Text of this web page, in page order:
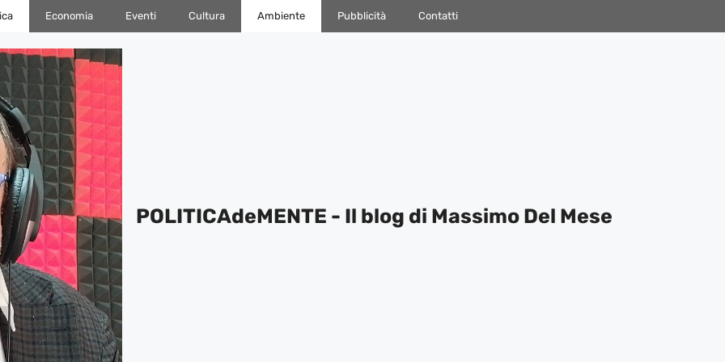
Economia Eventi Cultura Ambiente Pubblicità Contatti
POLITICAdeMENTE - Il blog di Massimo Del Mese